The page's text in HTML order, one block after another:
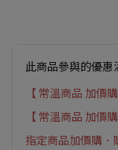
此商品參與的優惠
【 常溫商品 加價
【 常溫商品 加價
指定商品加價購